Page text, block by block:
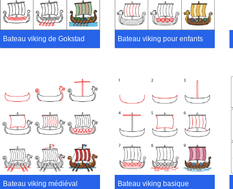
Bateau viking de Gokstad Bateau viking pour enfants
Bateau viking médiéval Bateau viking basique